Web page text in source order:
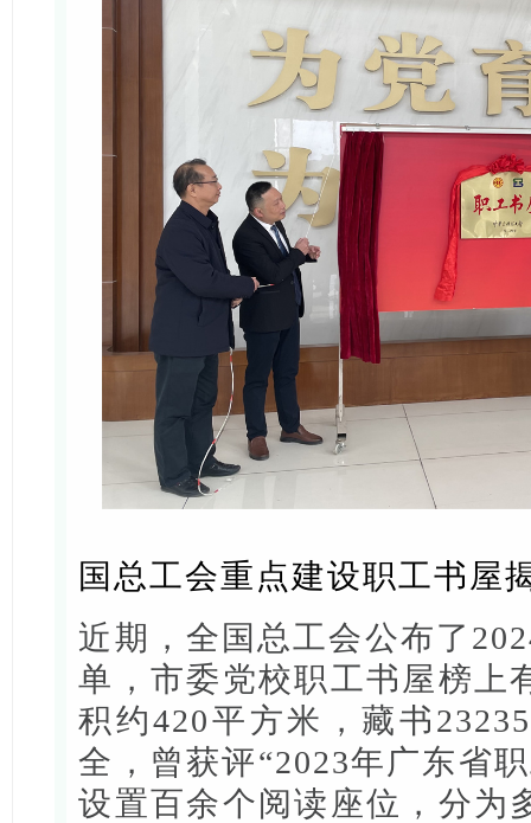
国总工会重点建设职工书屋
近期，全国总工会公布了
单，市委党校职工书屋榜上
积约420平方米，藏书
全，曾获评“2023年广东省
设置百余个阅读座位，分为